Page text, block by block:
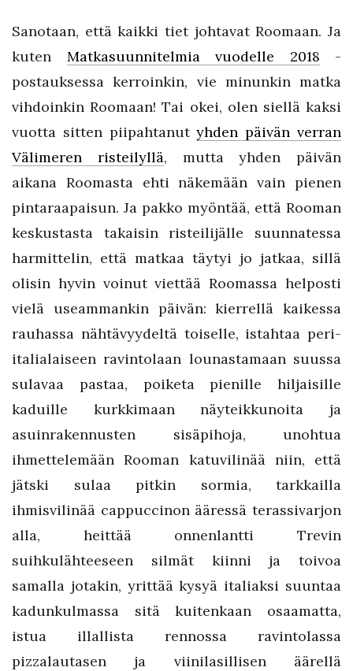
Sanotaan, että kaikki tiet johtavat Roomaan. Ja
kuten Matkasuunnitelmia vuodelle 2018 -
postauksessa kerroinkin, vie minunkin matka
vihdoinkin Roomaan! Tai okei, olen siellä kaksi
vuotta sitten piipahtanutyhden päivän verran
Välimeren risteilyllä, mutta yhden päivän
aikana Roomasta ehti näkemään vain pienen
pintaraapaisun. Ja pakko myöntää, että Rooman
keskustasta takaisin risteilijälle suunnatessa
harmittelin, että matkaa täytyi jo jatkaa, sillä
olisin hyvin voinut viettää Roomassa helposti
vielä useammankin päivän: kierrellä kaikessa
rauhassa nähtävyydeltä toiselle, istahtaa peri-
italialaiseen ravintolaan lounastamaan suussa
sulavaa pastaa, poiketa pienille hiljaisille
kaduille kurkkimaan näyteikkunoita ja
asuinrakennusten sisäpihoja, unohtua
ihmettelemään Rooman katuvilinää niin, että
jätski sulaa pitkin sormia, tarkkailla
ihmisvilinää cappuccinon ääressä terassivarjon
alla, heittää onnenlantti Trevin
suihkulähteeseen silmät kiinni ja toivoa
samalla jotakin, yrittää kysyä italiaksi suuntaa
kadunkulmassa sitä kuitenkaan osaamatta,
istua illallista rennossa ravintolassa
pizzalautasen ja viinilasillisen äärellä